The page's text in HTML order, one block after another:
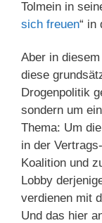
Tolmein in
sich freuen“ in
Aber in
diese
Drogenpolitik
sondern um
Thema: Um
in der
Koalition und
Lobby
verdienen mit
Und das hier